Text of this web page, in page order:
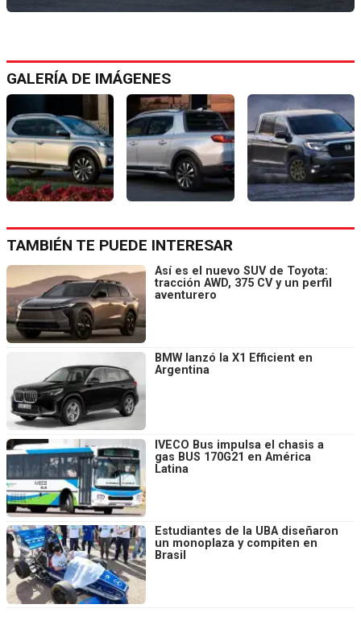
GALERÍA DE IMÁGENES
TAMBIÉN TE PUEDE INTERESAR
Así es el nuevo SUV de Toyota:
tracción AWD, 375 CV y un perfil
aventurero
BMW lanzó la X1 Efficient en
Argentina
IVECO Bus impulsa el chasis a
gas BUS 170G21 en América
Latina
Estudiantes de la UBA diseñaron
un monoplaza y compiten en
Brasil